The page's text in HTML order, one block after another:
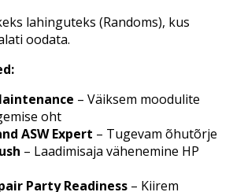
lahinguteks (Randoms), kus
oodata.
– Väiksem moodulite
oht
ASW Expert – Tugevam õhutõrje
– Laadimisaja vähenemine HP
Party Readiness – Kiirem